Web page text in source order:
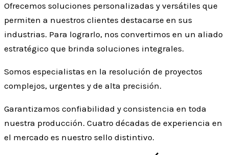
Ofrecemos soluciones personalizadas y versátiles que
permiten a nuestros clientes destacarse en sus
industrias. Para lograrlo, nos convertimos en un aliado
estratégico que brinda soluciones integrales.
Somos especialistas en la resolución de proyectos
complejos, urgentes y de alta precisión.
Garantizamos confiabilidad y consistencia en toda
nuestra producción. Cuatro décadas de experiencia en
el mercado es nuestro sello distintivo.